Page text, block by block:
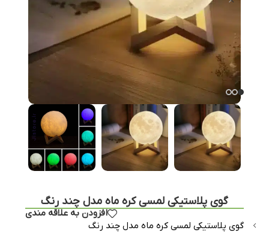
گوی پلاستیکی لمسی کره ماه مدل چند رنگ
افزودن به علاقه مندی
گوی پلاستیکی لمسی کره ماه مدل چند رنگ